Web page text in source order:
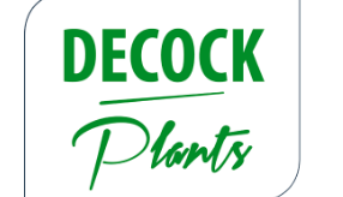
BULLETIN
MÉDIAS
VIDEO REPORTS